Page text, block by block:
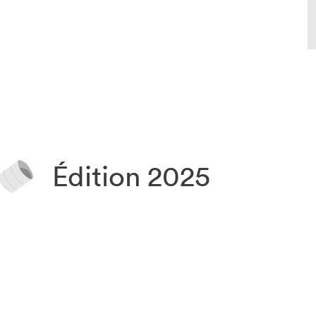
Lis-moi MTL au fil des ans
Matinées scolaires
Édition 2025